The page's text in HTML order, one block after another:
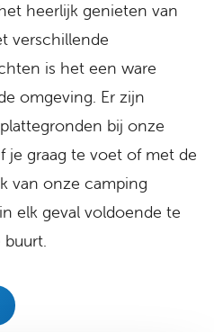
heerlijk genieten van
verschillende
is het een ware
omgeving. Er zijn
bij onze
je graag te voet of met de
van onze camping
elk geval voldoende te